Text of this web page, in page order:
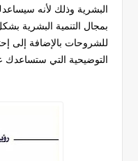
البشرية وذلك لأنه
بمجال التنمية البشرية
للشروحات بالإضافة إلى
التوضيحية التي